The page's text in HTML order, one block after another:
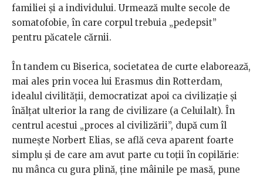
familiei şi a individului. Urmează multe secole de
somatofobie, în care corpul trebuia „pedepsit”
pentru păcatele cărnii.
În tandem cu Biserica, societatea de curte elaborează,
mai ales prin vocea lui Erasmus din Rotterdam,
idealul civilității, democratizat apoi ca civilizație și
înălțat ulterior la rang de civilizare (a Celuilalt). În
centrul acestui „proces al civilizării”, după cum îl
numește Norbert Elias, se află ceva aparent foarte
simplu și de care am avut parte cu toții în copilărie:
nu mânca cu gura plină, ține mâinile pe masă, pune